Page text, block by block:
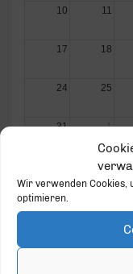
Wir verwenden Cookies,
optimieren.
10 11
17 18
24 25
31 1
GOLD